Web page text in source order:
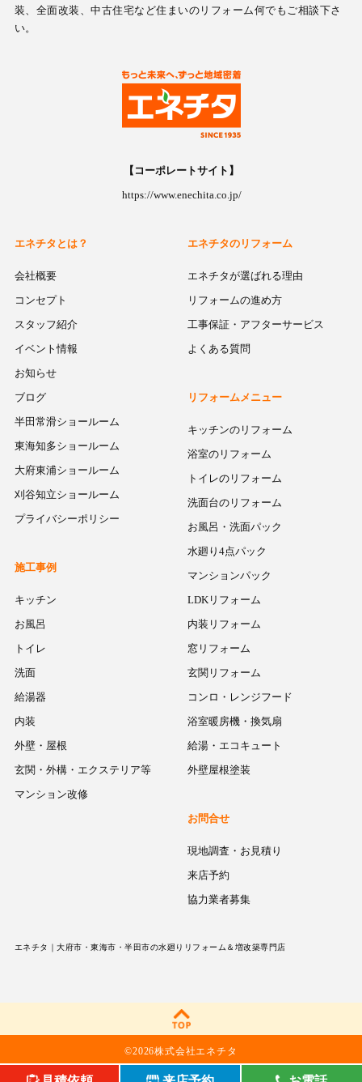
装、全面改装、中古住宅など住まいのリフォーム何でもご相談下さ
い。
【コーポレートサイト】
https://www.enechita.co.jp/
エネチタとは？
会社概要
コンセプト
スタッフ紹介
イベント情報
お知らせ
ブログ
半田常滑ショールーム
東海知多ショールーム
大府東浦ショールーム
刈谷知立ショールーム
プライバシーポリシー
エネチタのリフォーム
エネチタが選ばれる理由
リフォームの進め方
工事保証・アフターサービス
よくある質問
リフォームメニュー
キッチンのリフォーム
浴室のリフォーム
トイレのリフォーム
洗面台のリフォーム
お風呂・洗面パック
水廻り4点パック
マンションパック
LDKリフォーム
内装リフォーム
窓リフォーム
玄関リフォーム
コンロ・レンジフード
浴室暖房機・換気扇
給湯・エコキュート
外壁屋根塗装
施工事例
キッチン
お風呂
トイレ
洗面
給湯器
内装
外壁・屋根
玄関・外構・エクステリア等
マンション改修
お問合せ
現地調査・お見積り
来店予約
協力業者募集
エネチタ｜大府市・東海市・半田市の水廻りリフォーム＆増改築専門店
©2026株式会社エネチタ